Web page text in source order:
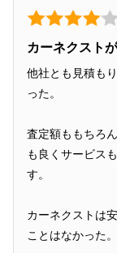
カーネクスト
他社とも見積も
った。
査定額ももちろ
も良くサービス
す。
カーネクストは
ことはなかった。